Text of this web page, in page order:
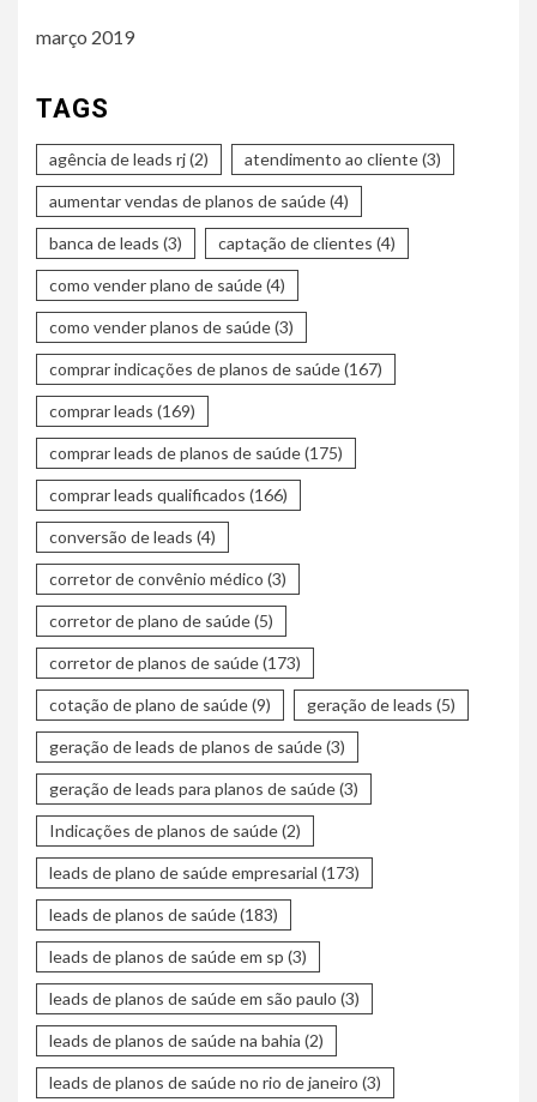
março 2019
TAGS
agência de leads rj(2) atendimento ao cliente(3)
aumentar vendas de planos de saúde(4)
banca de leads (3) captação de clientes (4)
como vender plano de saúde(4)
como vender planos de saúde(3)
comprar indicações de planos de saúde(167)
comprar leads (169)
comprar leads de planos de saúde(175)
comprar leads qualificados (166)
conversão de leads (4)
corretor de convênio médico (3)
corretor de plano de saúde(5)
corretor de planos de saúde(173)
cotação de plano de saúde(9) geração de leads (5)
geração de leads de planos de saúde(3)
geração de leads para planos de saúde(3)
Indicações de planos de saúde(2)
leads de plano de saúde empresarial (173)
leads de planos de saúde(183)
leads de planos de saúde em sp (3)
leads de planos de saúde em são paulo (3)
leads de planos de saúde na bahia (2)
leads de planos de saúde no rio de janeiro (3)